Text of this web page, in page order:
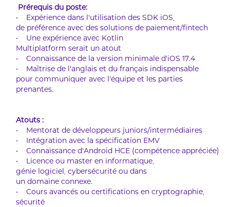
Prérequis du poste:
• Expérience dans l'utilisation des SDK iOS,
de préférence avec des solutions de paiement/fintech
• Une expérience avec Kotlin
Multiplatform serait un atout
• Connaissance de la version minimale d'iOS 17.4
• Maîtrise de l'anglais et du français indispensable
pour communiquer avec l'équipe et les parties
prenantes.
Atouts :
• Mentorat de développeurs juniors/intermédiaires
• Intégration avec la spécification EMV
• Connaissance d'Android HCE (compétence appréciée)
• Licence ou master en informatique,
génie logiciel, cybersécurité ou dans
un domaine connexe.
• Cours avancés ou certifications en cryptographie,
sécurité